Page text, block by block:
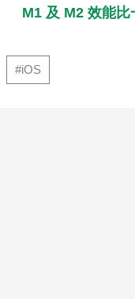
M1 及 M2 效能比
#iOS